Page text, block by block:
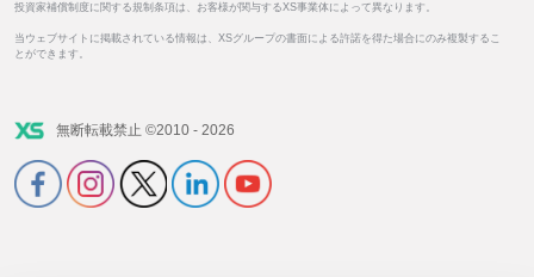
投資家補償制度に関する規制条項は、お客様が関与するXS事業体によって異なります。
当ウェブサイトに掲載されている情報は、XSグループの書面による許諾を得た場合にのみ複製するこ
とができます。
無断転載禁止 ©2010 - 2026